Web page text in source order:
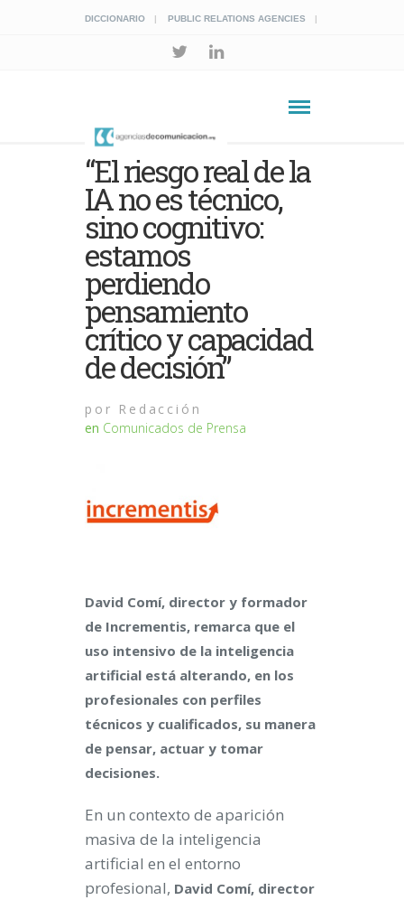
DICCIONARIO PUBLIC RELATIONS AGENCIES
“El riesgo real de la
IA no es técnico,
sino cognitivo:
estamos
perdiendo
pensamiento
crítico y capacidad
de decisión”
por Redacción
en Comunicados de Prensa
David Comí, director y formador
de Incrementis, remarca que el
uso intensivo de la inteligencia
artificial está alterando, en los
profesionales con perfiles
técnicos y cualificados, su manera
de pensar, actuar y tomar
decisiones.
En un contexto de aparición
masiva de la inteligencia
artificial en el entorno
profesional, David Comí, director